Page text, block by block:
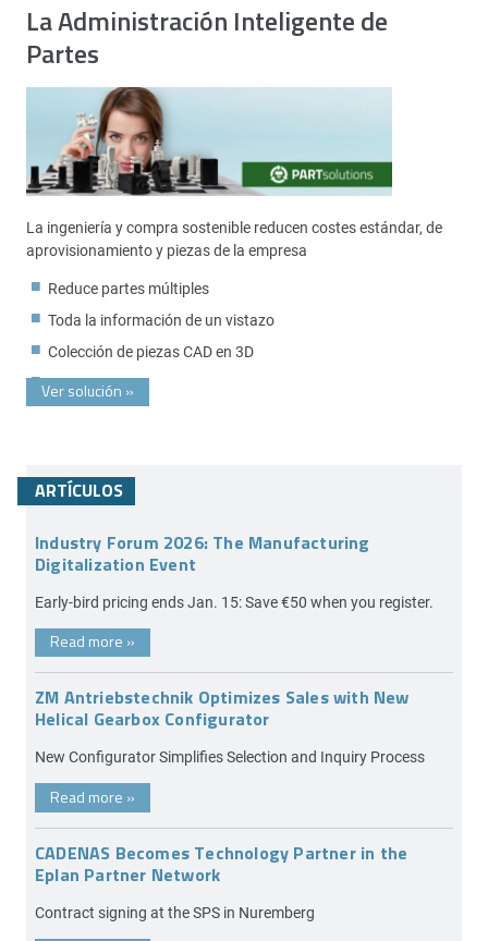
La Administración Inteligente de
Partes
La ingeniería y compra sostenible reducen costes estándar, de
aprovisionamiento y piezas de la empresa
Reduce partes múltiples
Toda la información de un vistazo
Colección de piezas CAD en 3D
Ver solución »
ARTÍCULOS
Industry Forum 2026: The Manufacturing
Digitalization Event
Early-bird pricing ends Jan. 15: Save €50 when you register.
Read more »
ZM Antriebstechnik Optimizes Sales with New
Helical Gearbox Configurator
New Configurator Simplifies Selection and Inquiry Process
Read more »
CADENAS Becomes Technology Partner in the
Eplan Partner Network
Contract signing at the SPS in Nuremberg